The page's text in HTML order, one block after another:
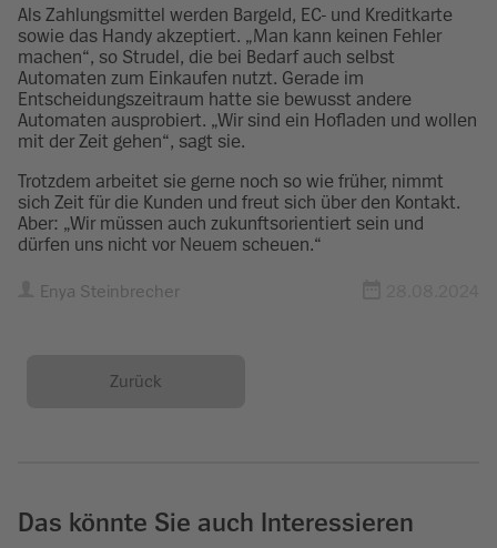
Als Zahlungsmittel werden Bargeld, EC- und Kreditkarte
sowie das Handy akzeptiert. „Man kann keinen Fehler
machen“, so Strudel, die bei Bedarf auch selbst
Automaten zum Einkaufen nutzt. Gerade im
Entscheidungszeitraum hatte sie bewusst andere
Automaten ausprobiert. „Wir sind ein Hofladen und wollen
mit der Zeit gehen“, sagt sie.
Trotzdem arbeitet sie gerne noch so wie früher, nimmt
sich Zeit für die Kunden und freut sich über den Kontakt.
Aber: „Wir müssen auch zukunftsorientiert sein und
dürfen uns nicht vor Neuem scheuen.“
Enya Steinbrecher
Zurück
Das könnte Sie auch Interessieren